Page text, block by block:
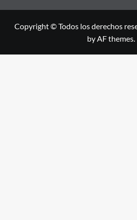
Copyright © Todos los derechos
by AF themes.